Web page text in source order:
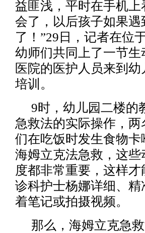
益匪浅，平时在手机
会了，以后孩子如果
了！”29日，记者在位
幼师们共同上了一节
医院的医护人员来到
培训。
9时，幼儿园二楼的
急救法的实际操作，
们在吃饭时发生食物
海姆立克法急救，这
度都非常重要，这样
诊科护士杨娜详细、
着笔记或拍摄视频。
那么，海姆立克急